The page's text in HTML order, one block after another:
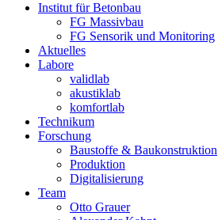
Institut für Betonbau
FG Massivbau
FG Sensorik und Monitoring
Aktuelles
Labore
validlab
akustiklab
komfortlab
Technikum
Forschung
Baustoffe & Baukonstruktion
Produktion
Digitalisierung
Team
Otto Grauer